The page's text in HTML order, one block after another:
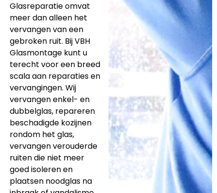
Glasreparatie omvat
meer dan alleen het
vervangen van een
gebroken ruit. Bij VBH
Glasmontage kunt u
terecht voor een breed
scala aan reparaties en
vervangingen. Wij
vervangen enkel- en
dubbelglas, repareren
beschadigde kozijnen
rondom het glas,
vervangen verouderde
ruiten die niet meer
goed isoleren en
plaatsen noodglas na